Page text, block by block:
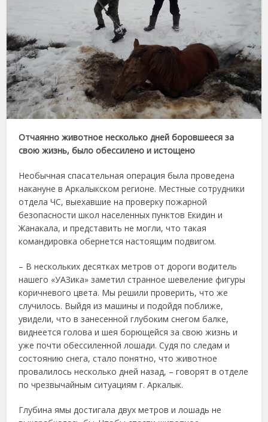
Отчаянно животное несколько дней боровшееся за
свою жизнь, было обессилено и истощено
Необычная спасательная операция была проведена
накануне в Аркалыкском регионе. Местные сотрудники
отдела ЧС, выехавшие на проверку пожарной
безопасности школ населенных пунктов Екидин и
Жанакала, и представить не могли, что такая
командировка обернется настоящим подвигом.
– В нескольких десятках метров от дороги водитель
нашего «УАЗика» заметил странное шевеление фигуры
коричневого цвета. Мы решили проверить, что же
случилось. Выйдя из машины и подойдя поближе,
увидели, что в занесенной глубоким снегом балке,
виднеется голова и шея борющейся за свою жизнь и
уже почти обессиленной лошади. Судя по следам и
состоянию снега, стало понятно, что животное
провалилось несколько дней назад, – говорят в отделе
по чрезвычайным ситуациям г. Аркалык.
Глубина ямы достигала двух метров и лошадь не